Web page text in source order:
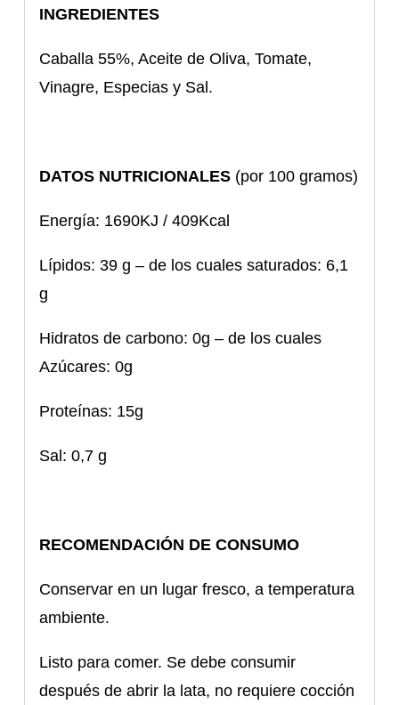
INGREDIENTES
Caballa 55%, Aceite de Oliva, Tomate,
Vinagre, Especias y Sal.
DATOS NUTRICIONALES (por 100 gramos)
Energía: 1690KJ / 409Kcal
Lípidos: 39 g – de los cuales saturados: 6,1
g
Hidratos de carbono: 0g – de los cuales
Azúcares: 0g
Proteínas: 15g
Sal: 0,7 g
RECOMENDACIÓN DE CONSUMO
Conservar en un lugar fresco, a temperatura
ambiente.
Listo para comer. Se debe consumir
después de abrir la lata, no requiere cocción